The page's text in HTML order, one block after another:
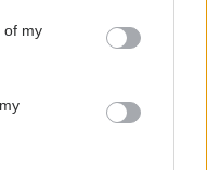
You may click to
its third-party tags to
in below Google
of my